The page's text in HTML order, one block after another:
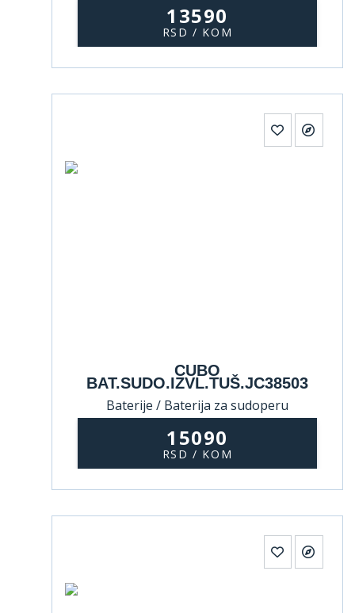
13590
RSD / KOM
CUBO
BAT.SUDO.IZVL.TUŠ.JC38503
Baterije / Baterija za sudoperu
15090
RSD / KOM